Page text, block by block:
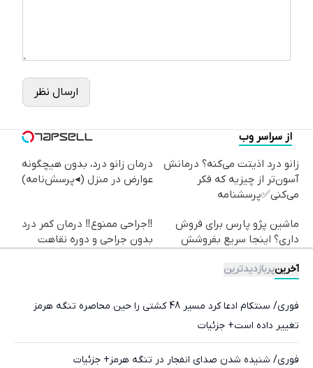
ارسال نظر
از سراسر وب
زانو درد اذیتت می‌کنه؟ درمانش
آسون‌تر از چیزیه که فکر
می‌کنی✅پرسشنامه
درمان زانو درد، بدون هیچگونه
عوارض در منزل (◂پرسش‌نامه)
ماشین پژو پارس برای فروش
داری؟ اینجا سریع بفروشش
‼️جراحی ممنوع‼️ درمان کمر درد
بدون جراحی و دوره نقاهت
آخرینپربازدیدترین
فوری/ سنتکام ادعا کرد مسیر 48 کشتی را حین محاصره تنگه هرمز
تغییر داده است+ جزئیات
فوری/ شنیده شدن صدای انفجار در تنگه هرمز+ جزئیات